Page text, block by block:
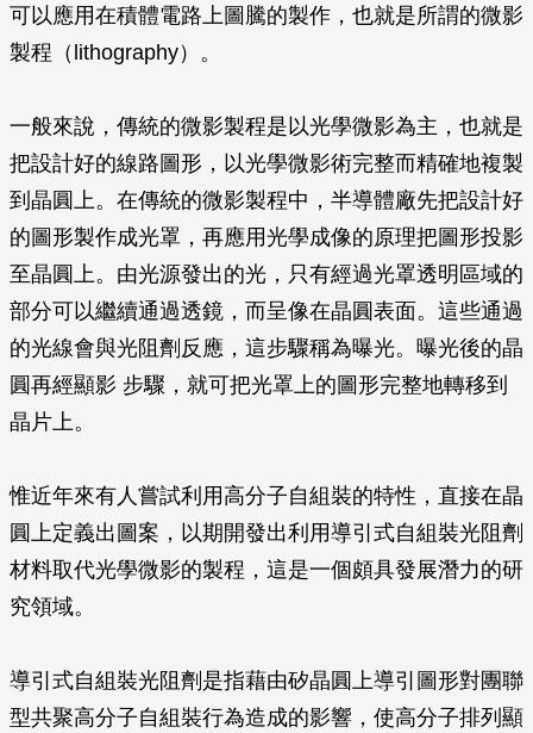
可以應用在積體電路上圖騰的製作，也就是所謂的微影
製程（lithography）。
一般來說，傳統的微影製程是以光學微影為主，也就是
把設計好的線路圖形，以光學微影術完整而精確地複製
到晶圓上。在傳統的微影製程中，半導體廠先把設計好
的圖形製作成光罩，再應用光學成像的原理把圖形投影
至晶圓上。由光源發出的光，只有經過光罩透明區域的
部分可以繼續通過透鏡，而呈像在晶圓表面。這些通過
的光線會與光阻劑反應，這步驟稱為曝光。曝光後的晶
圓再經顯影 步驟，就可把光罩上的圖形完整地轉移到
晶片上。
惟近年來有人嘗試利用高分子自組裝的特性，直接在晶
圓上定義出圖案，以期開發出利用導引式自組裝光阻劑
材料取代光學微影的製程，這是一個頗具發展潛力的研
究領域。
導引式自組裝光阻劑是指藉由矽晶圓上導引圖形對團聯
型共聚高分子自組裝行為造成的影響，使高分子排列顯